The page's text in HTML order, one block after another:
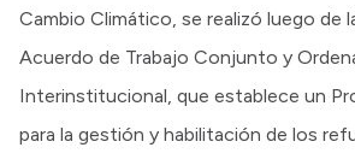
Cambio Climático, se realizó luego de
Acuerdo de Trabajo Conjunto y
Interinstitucional, que establece un
para la gestión y habilitación de los